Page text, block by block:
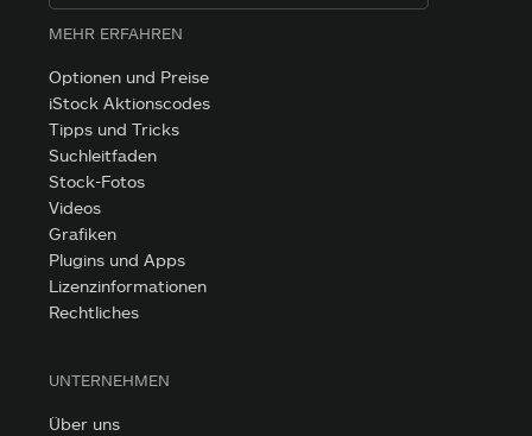
MEHR ERFAHREN
Optionen und Preise
iStock Aktionscodes
Tipps und Tricks
Suchleitfaden
Stock-Fotos
Videos
Grafiken
Plugins und Apps
Lizenzinformationen
Rechtliches
UNTERNEHMEN
Über uns